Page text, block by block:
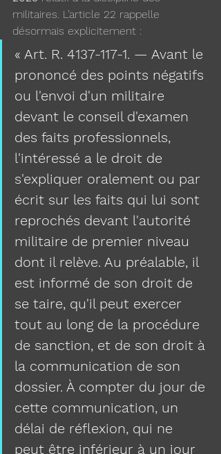
militaires. L’article 22 rappelle
désormais explicitement :
« Art. R. 4137-117-1. — Avant le
prononcé des points négatifs
ou l'envoi d'un militaire
devant le conseil d'examen
des faits professionnels,
l'intéressé a le droit de
s'expliquer oralement ou par
écrit sur les faits qui lui sont
reprochés devant l'autorité
militaire de premier niveau
dont il relève. Au préalable, il
est informé de son droit de
se taire, qu'il peut exercer
tout au long de la procédure
de sanction, et de son droit à
la communication de son
dossier. À compter du jour de
cette communication, un
délai de réflexion, qui ne
peut être inférieur à un jour